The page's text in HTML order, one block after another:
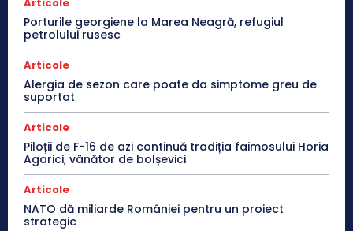
Porturile georgiene la Marea Neagră, refugiul
petrolului rusesc
Articole
Alergia de sezon care poate da simptome greu de
suportat
Articole
Piloții de F-16 de azi continuă tradiția faimosului Horia
Agarici, vânător de bolșevici
Articole
NATO dă miliarde României pentru un proiect
strategic